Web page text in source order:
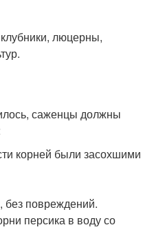
люцерны,
саженцы должны
корней были засохшими
без повреждений.
персика в воду со